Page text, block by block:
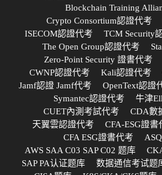
Blockchain Training
Crypto Consortium認證代考
ISECOM認證代考
TCM Security
The Open Group認證代考
Zero-Point Security 證書代考
CWNP認證代考
Kali認證代考
Jamf認證 Jamf代考
OpenText認證
Symantec認證代考
牛津
CUET內測考試代考
CDA數
天翼雲認證代考
CFA-ESG證書
CFA ESG證書代考
AWS SAA C03 SAP C02 题库
SAP PA认证题库
数据通信考试题